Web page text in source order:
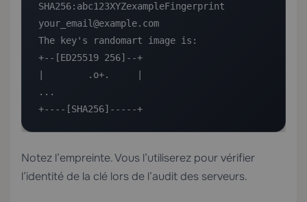
SHA256:abc123XYZexampleFingerprint
your_email@example.com
The key's randomart image is:
+--[ED25519 256]--+
|        .o+.     |
...
+----[SHA256]-----+
Notez l’empreinte. Vous l’utiliserez pour vérifier
l’identité de la clé lors de l’audit des serveurs.